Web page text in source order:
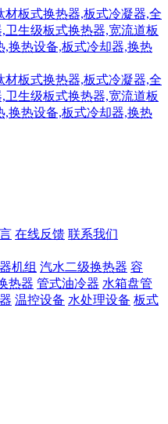
在线反馈 联系我们
机组 汽水二级换热器 容
热器 管式油冷器 水箱盘管
温控设备 水处理设备 板式